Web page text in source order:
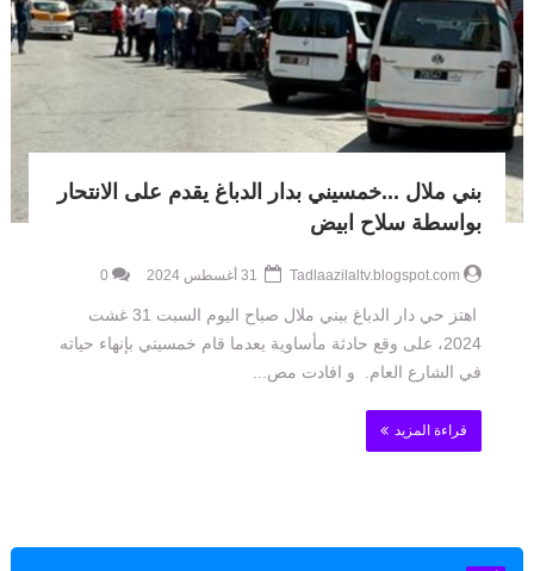
بني ملال ...خمسيني بدار الدباغ يقدم على الانتحار
بواسطة سلاح ابيض
Tadlaazilaltv.blogspot.com
0
اهتز حي دار الدباغ ببني ملال صباح اليوم السبت 31 غشت
2024، على وقع حادثة مأساوية يعدما قام خمسيني بإنهاء حياته
في الشارع العام. و افادت مص...
قراءة المزيد